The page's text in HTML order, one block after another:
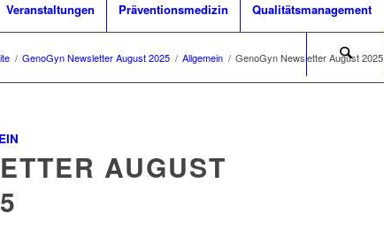
Veranstaltungen Präventionsmedizin Qualitätsmanagement
/ GenoGyn Newsletter August 2025 / Allgemein / GenoGyn Newsletter August 2025
AUGUST